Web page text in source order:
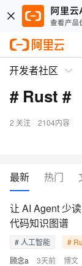
开发者社区
# Rust #
2 关注 2104内容
最新 热门
顾念a 3天前 博文
让 AI Agent 少
代码知识图谱
# 人工智能 #